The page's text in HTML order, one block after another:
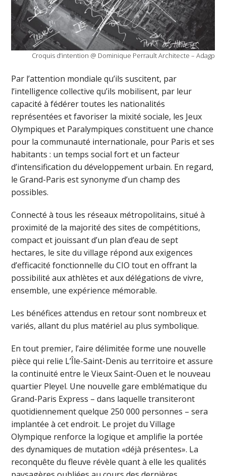
Croquis d’intention @ Dominique Perrault Architecte – Adagp
Par l’attention mondiale qu’ils suscitent, par
l’intelligence collective qu’ils mobilisent, par leur
capacité à fédérer toutes les nationalités
représentées et favoriser la mixité sociale, les Jeux
Olympiques et Paralympiques constituent une chance
pour la communauté internationale, pour Paris et ses
habitants : un temps social fort et un facteur
d’intensification du développement urbain. En regard,
le Grand-Paris est synonyme d’un champ des
possibles.
Connecté à tous les réseaux métropolitains, situé à
proximité de la majorité des sites de compétitions,
compact et jouissant d’un plan d’eau de sept
hectares, le site du village répond aux exigences
d’efficacité fonctionnelle du CIO tout en offrant la
possibilité aux athlètes et aux délégations de vivre,
ensemble, une expérience mémorable.
Les bénéfices attendus en retour sont nombreux et
variés, allant du plus matériel au plus symbolique.
En tout premier, l’aire délimitée forme une nouvelle
pièce qui relie L’Île-Saint-Denis au territoire et assure
la continuité entre le Vieux Saint-Ouen et le nouveau
quartier Pleyel. Une nouvelle gare emblématique du
Grand-Paris Express – dans laquelle transiteront
quotidiennement quelque 250 000 personnes – sera
implantée à cet endroit. Le projet du Village
Olympique renforce la logique et amplifie la portée
des dynamiques de mutation «déjà présentes». La
reconquête du fleuve révèle quant à elle les qualités